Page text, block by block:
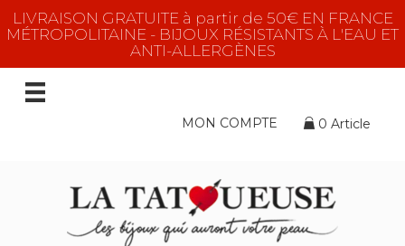
LIVRAISON GRATUITE à partir de 50€ EN FRANCE
MÉTROPOLITAINE - BIJOUX RÉSISTANTS À L'EAU ET
ANTI-ALLERGÈNES
MON COMPTE 0 Article